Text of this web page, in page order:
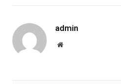
admin
Website